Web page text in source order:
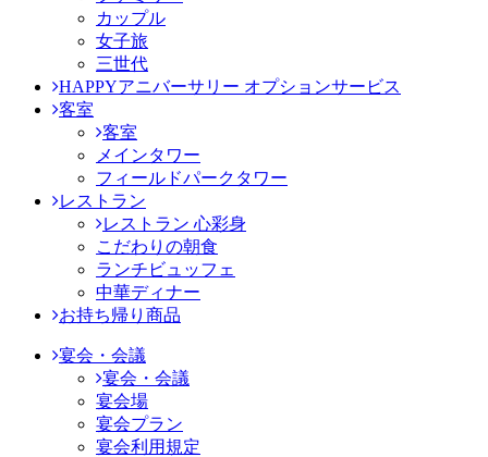
カップル
女子旅
三世代
HAPPYアニバーサリー オプションサービス
客室
客室
メインタワー
フィールドパークタワー
レストラン
レストラン 心彩身
こだわりの朝食
ランチビュッフェ
中華ディナー
お持ち帰り商品
宴会・会議
宴会・会議
宴会場
宴会プラン
宴会利用規定